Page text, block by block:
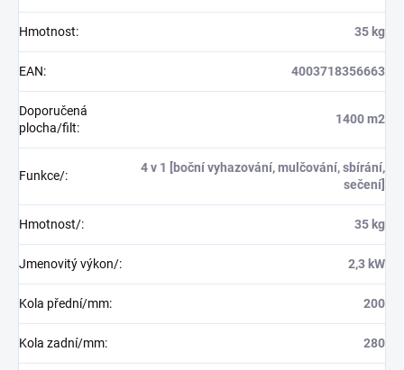
Hmotnost: 35 kg
EAN: 4003718356663
Doporučená
plocha/filt:
1400 m2
Funkce/:
4 v 1 [boční vyhazování, mulčování, sbírání,
sečení]
Hmotnost/: 35 kg
Jmenovitý výkon/: 2,3 kW
Kola přední/mm: 200
Kola zadní/mm: 280